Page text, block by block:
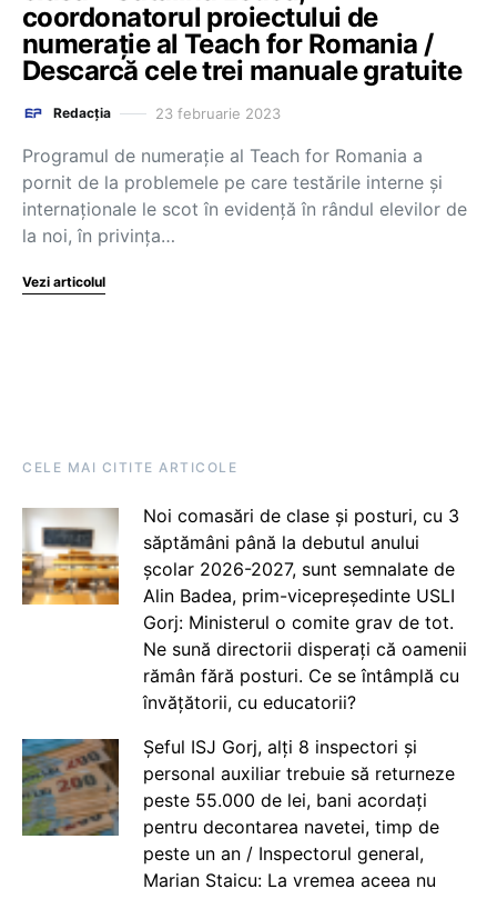
coordonatorul proiectului de
numerație al Teach for Romania /
Descarcă cele trei manuale gratuite
Redacția 23 februarie 2023
Programul de numerație al Teach for Romania a
pornit de la problemele pe care testările interne și
internaționale le scot în evidență în rândul elevilor de
la noi, în privința…
Vezi articolul
CELE MAI CITITE ARTICOLE
Noi comasări de clase și posturi, cu 3
săptămâni până la debutul anului
școlar 2026-2027, sunt semnalate de
Alin Badea, prim-vicepreședinte USLI
Gorj: Ministerul o comite grav de tot.
Ne sună directorii disperați că oamenii
rămân fără posturi. Ce se întâmplă cu
învățătorii, cu educatorii?
Șeful ISJ Gorj, alți 8 inspectori și
personal auxiliar trebuie să returneze
peste 55.000 de lei, bani acordați
pentru decontarea navetei, timp de
peste un an / Inspectorul general,
Marian Staicu: La vremea aceea nu